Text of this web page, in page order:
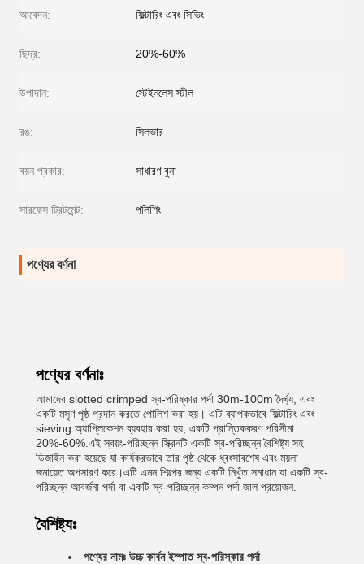
আবেদন: ফিল্টারিং এবং সিভিং
ছিদ্র: 20%-60%
উপাদান: স্টেইনলেস স্টীল
রঙ: সিলভার
বয়ন প্রকার: সাধারণ বুনা
সারফেস ট্রিটমেন্ট: পলিশিং
পণ্যের বর্ণনা
পণ্যের বর্ণনাঃ
আমাদের slotted crimped স্ব-পরিষ্কার পর্দা 30m-100m দৈর্ঘ্য, এবং
একটি মসৃণ পৃষ্ঠ প্রদান করতে পোলিশ করা হয়। এটি ব্যাপকভাবে ফিল্টারিং এবং
sieving অ্যাপ্লিকেশন ব্যবহার করা হয়, একটি প্রান্তিককরণ পরিসীমা
20%-60%.এই স্বয়ং-পরিচ্ছন্ন স্ক্রিনটি একটি স্ব-পরিচ্ছন্ন বৈশিষ্ট্য সহ
ডিজাইন করা হয়েছে যা কার্যকরভাবে তার পৃষ্ঠ থেকে ধ্বংসাবশেষ এবং ময়লা
জমায়েত অপসারণ করে।এটি এমন শিল্পের জন্য একটি নিখুঁত সমাধান যা একটি স্ব-
পরিচ্ছন্ন আবর্জনা পর্দা বা একটি স্ব-পরিচ্ছন্ন কম্পন পর্দা জাল প্রয়োজন.
বৈশিষ্ট্যঃ
পণ্যের নামঃ উচ্চ কার্বন ইস্পাত স্ব-পরিস্কার পর্দা